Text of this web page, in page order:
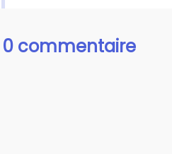
0 commentaire